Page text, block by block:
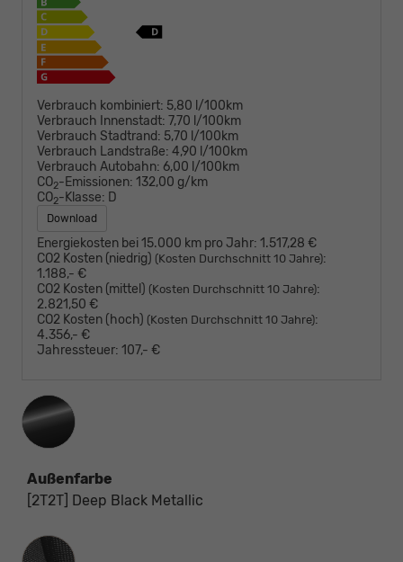
Verbrauch kombiniert: 5,80 l/100km
Verbrauch Innenstadt: 7,70 l/100km
Verbrauch Stadtrand: 5,70 l/100km
Verbrauch Landstraße: 4,90 l/100km
Verbrauch Autobahn: 6,00 l/100km
CO2-Emissionen: 132,00 g/km
CO2-Klasse: D
Download
Energiekosten bei 15.000 km pro Jahr: 1.517,28 €
CO2 Kosten (niedrig) (Kosten Durchschnitt 10 Jahre):
1.188,- €
CO2 Kosten (mittel) (Kosten Durchschnitt 10 Jahre):
2.821,50 €
CO2 Kosten (hoch) (Kosten Durchschnitt 10 Jahre):
4.356,- €
Jahressteuer: 107,- €
Außenfarbe
[2T2T] Deep Black Metallic
Innenausstattung